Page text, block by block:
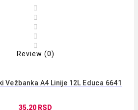





Review (0)
Vežbanka A4 Linije 12L Educa 6641
35,20 RSD